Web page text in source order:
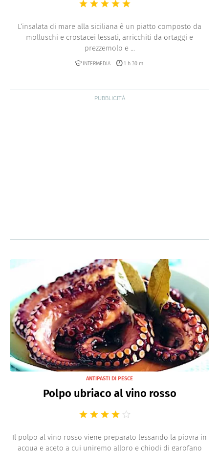
L‘insalata di mare alla siciliana è un piatto composto da
molluschi e crostacei lessati, arricchiti da ortaggi e
prezzemolo e ...
INTERMEDIA 1 h 30 m
ANTIPASTI DI PESCE
Polpo ubriaco al vino rosso
Il polpo al vino rosso viene preparato lessando la piovra in
acqua e aceto a cui uniremo alloro e chiodi di garofano